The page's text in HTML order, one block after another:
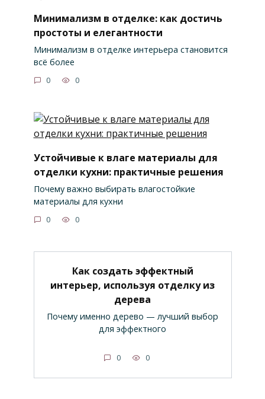
Минимализм в отделке: как достичь
простоты и елегантности
Минимализм в отделке интерьера становится
всё более
0 0
Устойчивые к влаге материалы для
отделки кухни: практичные решения
Почему важно выбирать влагостойкие
материалы для кухни
0 0
Как создать эффектный
интерьер, используя отделку из
дерева
Почему именно дерево — лучший выбор
для эффектного
0 0